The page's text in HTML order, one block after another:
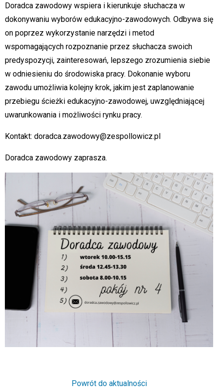
Doradca zawodowy wspiera i kierunkuje słuchacza w
dokonywaniu wyborów edukacyjno-zawodowych. Odbywa się
on poprzez wykorzystanie narzędzi i metod
wspomagających rozpoznanie przez słuchacza swoich
predyspozycji, zainteresowań, lepszego zrozumienia siebie
w odniesieniu do środowiska pracy. Dokonanie wyboru
zawodu umożliwia kolejny krok, jakim jest zaplanowanie
przebiegu ścieżki edukacyjno-zawodowej, uwzględniającej
uwarunkowania i możliwości rynku pracy.
Kontakt: doradca.zawodowy@zespollowicz.pl
Doradca zawodowy zaprasza.
Powrót do aktualności